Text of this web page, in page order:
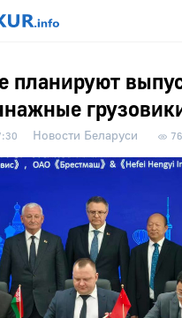
планируют
Новости Беларуси